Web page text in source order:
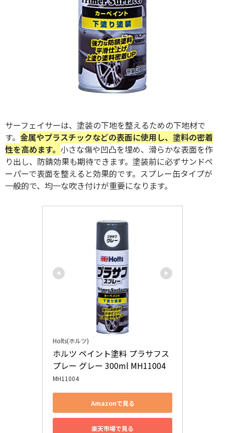
サーフェイサーは、塗装の下地を整えるための下地材で
す。 金属やプラスチックなどの表面に使用し、塗料の密着
性を高めます。 小さな傷や凹凸を埋め、滑らかな表面を作
り出し、防錆効果も期待できます。塗装前に必ずサンドペ
ーパーで表面を整えると効果的です。スプレー缶タイプが
一般的で、均一な吹き付けが重要になります。
Holts(ホルツ)
ホルツ ペイント塗料 プラサフス
プレー グレー 300ml MH11004
MH11004
Amazonで見る
楽天市場で見る